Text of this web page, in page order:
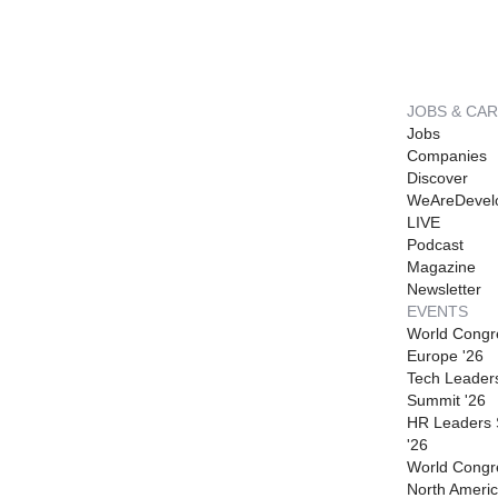
JOBS &
Jobs
Companies
Discover
LIVE
Podcast
Magazine
Newsletter
EVENTS
World
Europe '26
Tech
Summit '26
HR Leaders
'26
World
North